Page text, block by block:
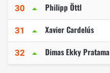
30 Philipp Öttl
31 Xavier Cardelús
32 Dimas Ekky Pratama